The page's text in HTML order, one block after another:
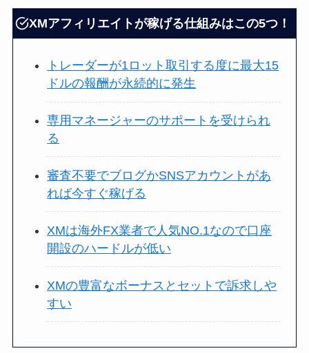
XMアフィリエイトが稼げる仕組みはこの5つ！
トレーダーが1ロット取引する度に最大15
ドルの報酬が永続的に発生
専用マネージャーのサポートを受けられ
る
審査不要でブログかSNSアカウントがあ
れば今すぐ稼げる
XMは海外FX業者で人気NO.1なので口座
開設のハードルが低い
XMの豊富なボーナスとセットで訴求しや
すい